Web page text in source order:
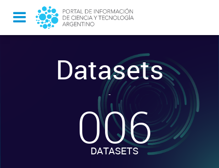
Datasets
-
006
DATASETS